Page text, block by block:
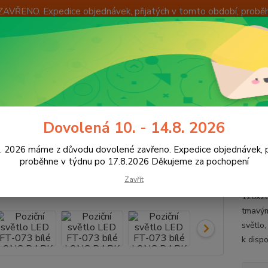
Expedice objednávek, přijatých v tomto období,
OKAMŽITÁ VÝMĚNA ZBOŽÍ
Hledat 8:00 -
LED osvětlení vozidel Obrysová světla LED Poziční světlo LED FT-
světlo LED FT-073 bílé
k
Dovolená 10. - 14.8. 2026
2026 máme z důvodu dovolené zavřeno. Expedice
proběhne v týdnu po 17.8.2026 Děkujeme za pochopení
Zavřít